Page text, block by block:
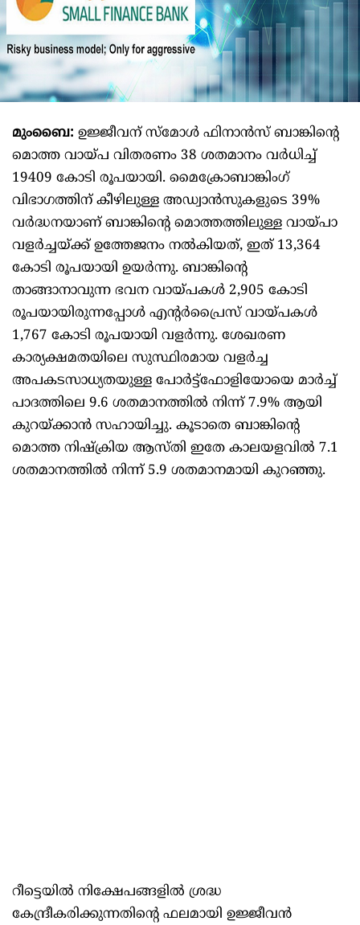
മുംബൈ: ഉജ്ജീവന് സ്മോൾ ഫിനാൻസ് ബാങ്കിന്റെ
മൊത്ത വായ്പ വിതരണം 38 ശതമാനം വർധിച്ച്
19409 കോടി രൂപയായി. മൈക്രോബാങ്കിംഗ്
വിഭാഗത്തിന് കീഴിലുള്ള അഡ്വാൻസുകളുടെ 39%
വർദ്ധനയാണ് ബാങ്കിന്റെ മൊത്തത്തിലുള്ള വായ്പാ
വളർച്ചയ്ക്ക് ഉത്തേജനം നൽകിയത്, ഇത് 13,364
കോടി രൂപയായി ഉയർന്നു. ബാങ്കിന്റെ
താങ്ങാനാവുന്ന ഭവന വായ്പകൾ 2,905 കോടി
രൂപയായിരുന്നപ്പോൾ എന്റർപ്രൈസ് വായ്പകൾ
1,767 കോടി രൂപയായി വളർന്നു. ശേഖരണ
കാര്യക്ഷമതയിലെ സുസ്ഥിരമായ വളർച്ച
അപകടസാധ്യതയുള്ള പോർട്ട്‌ഫോളിയോയെ മാർച്ച്
പാദത്തിലെ 9.6 ശതമാനത്തിൽ നിന്ന് 7.9% ആയി
കുറയ്ക്കാൻ സഹായിച്ചു. കൂടാതെ ബാങ്കിന്റെ
മൊത്ത നിഷ്‌ക്രിയ ആസ്തി ഇതേ കാലയളവിൽ 7.1
ശതമാനത്തിൽ നിന്ന് 5.9 ശതമാനമായി കുറഞ്ഞു.
റീട്ടെയിൽ നിക്ഷേപങ്ങളിൽ ശ്രദ്ധ
കേന്ദ്രീകരിക്കുന്നതിന്റെ ഫലമായി ഉജ്ജീവൻ